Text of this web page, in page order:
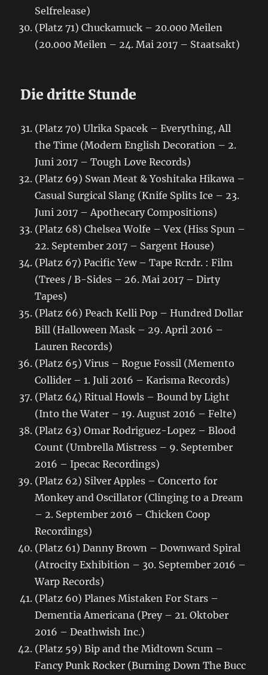
Selfrelease)
(Platz 71) Chuckamuck – 20.000 Meilen
(20.000 Meilen – 24. Mai 2017 – Staatsakt)
Die dritte Stunde
(Platz 70) Ulrika Spacek – Everything, All
the Time (Modern English Decoration – 2.
Juni 2017 – Tough Love Records)
(Platz 69) Swan Meat & Yoshitaka Hikawa –
Casual Surgical Slang (Knife Splits Ice – 23.
Juni 2017 – Apothecary Compositions)
(Platz 68) Chelsea Wolfe – Vex (Hiss Spun –
22. September 2017 – Sargent House)
(Platz 67) Pacific Yew – Tape Rcrdr. : Film
(Trees / B-Sides – 26. Mai 2017 – Dirty
Tapes)
(Platz 66) Peach Kelli Pop – Hundred Dollar
Bill (Halloween Mask – 29. April 2016 –
Lauren Records)
(Platz 65) Virus – Rogue Fossil (Memento
Collider – 1. Juli 2016 – Karisma Records)
(Platz 64) Ritual Howls – Bound by Light
(Into the Water – 19. August 2016 – Felte)
(Platz 63) Omar Rodriguez-Lopez – Blood
Count (Umbrella Mistress – 9. September
2016 – Ipecac Recordings)
(Platz 62) Silver Apples – Concerto for
Monkey and Oscillator (Clinging to a Dream
– 2. September 2016 – Chicken Coop
Recordings)
(Platz 61) Danny Brown – Downward Spiral
(Atrocity Exhibition – 30. September 2016 –
Warp Records)
(Platz 60) Planes Mistaken For Stars –
Dementia Americana (Prey – 21. Oktober
2016 – Deathwish Inc.)
(Platz 59) Bip and the Midtown Scum –
Fancy Punk Rocker (Burning Down The Bucc